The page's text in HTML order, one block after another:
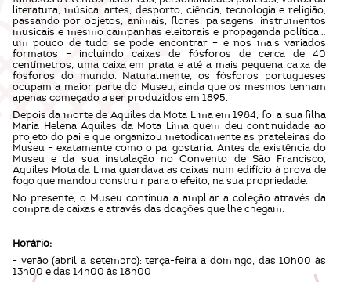
literatura, música, artes, desporto, ciência, tecnologia e religião,
passando por objetos, animais, flores, paisagens, instrumentos
musicais e mesmo campanhas eleitorais e propaganda política…
um pouco de tudo se pode encontrar – e nos mais variados
formatos – incluindo caixas de fósforos de cerca de 40
centímetros, uma caixa em prata e até a mais pequena caixa de
fósforos do mundo. Naturalmente, os fósforos portugueses
ocupam a maior parte do Museu, ainda que os mesmos tenham
apenas começado a ser produzidos em 1895.
Depois da morte de Aquiles da Mota Lima em 1984, foi a sua filha
Maria Helena Aquiles da Mota Lima quem deu continuidade ao
projeto do pai e que organizou metodicamente as prateleiras do
Museu – exatamente como o pai gostaria. Antes da existência do
Museu e da sua instalação no Convento de São Francisco,
Aquiles Mota da Lima guardava as caixas num edifício à prova de
fogo que mandou construir para o efeito, na sua propriedade.
No presente, o Museu continua a ampliar a coleção através da
compra de caixas e através das doações que lhe chegam.
Horário:
- verão (abril a setembro): terça-feira a domingo, das 10h00 às
13h00 e das 14h00 às 18h00